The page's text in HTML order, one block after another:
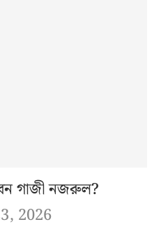
গাজী নজরুল?
2026